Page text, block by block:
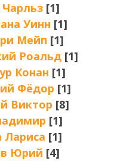
[1]
Уинн [1]
Мейп [1]
Роальд [1]
Конан [1]
Фёдор [1]
Виктор [8]
[1]
Лариса [1]
Юрий [4]